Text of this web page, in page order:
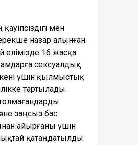
мен
назар алынған.
елімізде 16 жасқа
сексуалдық
үшін қылмыстық
тартылады.
заңсыз бас
айырғаны үшін
қатаңдатылды.